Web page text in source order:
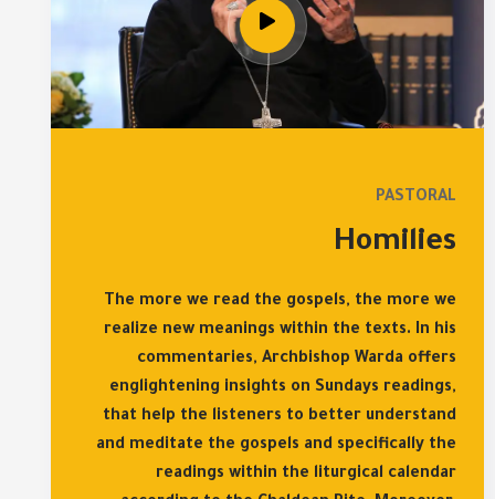
PASTORAL
Homilies
The more we read the gospels, the more we
realize new meanings within the texts. In his
commentaries, Archbishop Warda offers
englightening insights on Sundays readings,
that help the listeners to better understand
and meditate the gospels and specifically the
readings within the liturgical calendar